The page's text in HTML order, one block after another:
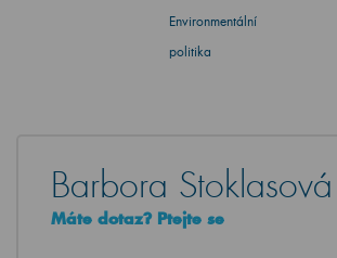
Environmentální
politika
Barbora Stoklasová
Máte dotaz? Ptejte se